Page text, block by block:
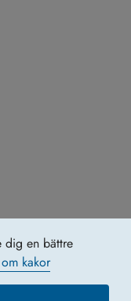
dig en bättre
kakor